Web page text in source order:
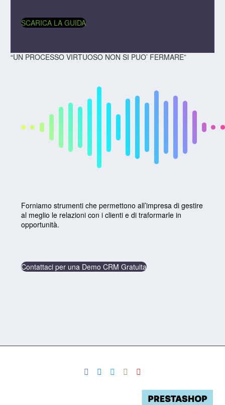
SCARICA LA GUIDA
“UN PROCESSO VIRTUOSO NON SI PUO’ FERMARE”
Forniamo strumenti che permettono all’impresa di gestire
al meglio le relazioni con i clienti e di traformarle in
opportunità.
Contattaci per una Demo CRM Gratuita